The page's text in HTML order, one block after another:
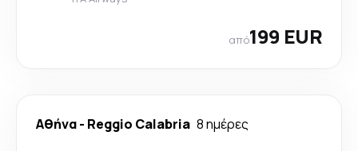
από199 EUR
Αθήνα- Reggio Calabria 8 ημέρες